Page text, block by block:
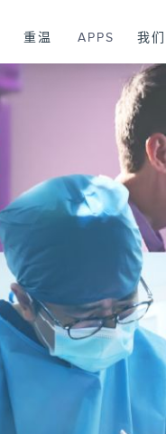
重温 APPS 我们